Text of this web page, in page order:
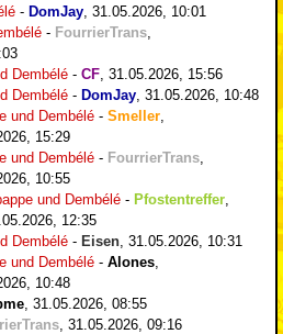
- DomJay 31.05.2026, 10:01
- FourrierTrans
Dembélé - CF 31.05.2026, 15:56
Dembélé - DomJay 31.05.2026, 10:48
und Dembélé - Smeller
15:29
und Dembélé - FourrierTrans
10:55
und Dembélé - Pfostentreffer
12:35
Dembélé - Eisen 31.05.2026, 10:31
und Dembélé - Alones
10:48
31.05.2026, 08:55
31.05.2026, 09:16